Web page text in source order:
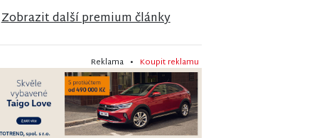
Zobrazit další premium články
Reklama • Koupit reklamu